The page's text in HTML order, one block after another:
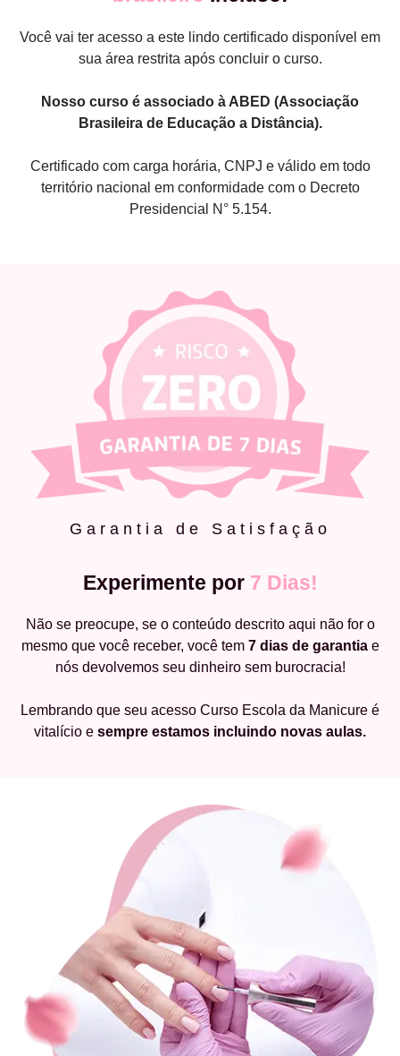
Você vai ter acesso a este lindo certificado disponível em
sua área restrita após concluir o curso.
Nosso curso é associado à ABED (Associação
Brasileira de Educação a Distância).
Certificado com carga horária, CNPJ e válido em todo
território nacional em conformidade com o Decreto
Presidencial N° 5.154.
Garantia de Satisfação
Experimente por 7 Dias!
Não se preocupe, se o conteúdo descrito aqui não for o
mesmo que você receber, você tem 7 dias de garantiae
nós devolvemos seu dinheiro sem burocracia!
Lembrando que seu acesso Curso Escola da Manicure é
vitalício e sempre estamos incluindo novas aulas.